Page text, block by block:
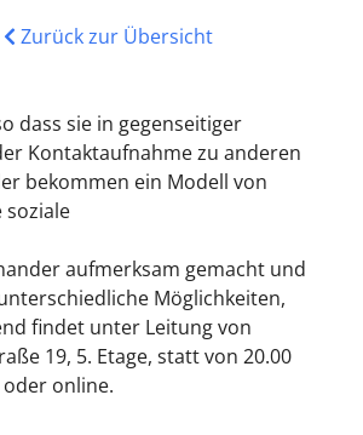
Zurück zur Übersicht
dass sie in gegenseitiger
Kontaktaufnahme zu anderen
bekommen ein Modell von
soziale
aufmerksam gemacht und
Möglichkeiten,
findet unter Leitung von
19, 5. Etage, statt von 20.00
online.